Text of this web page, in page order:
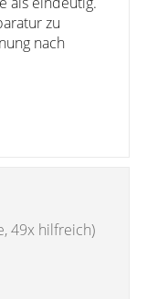
zu
nach
49x hilfreich)